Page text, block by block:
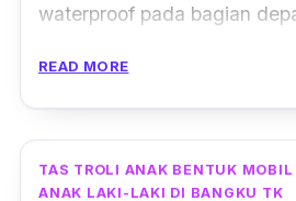
waterproof pada bagian
phthalate-freeyang terbukti
lama. Cocok dipakai anak
READ MORE
TAS TROLI ANAK BENTUK
ANAK LAKI-LAKI DI BANGKU TK